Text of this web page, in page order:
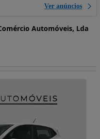
Ver anúncios
Automóveis, Lda